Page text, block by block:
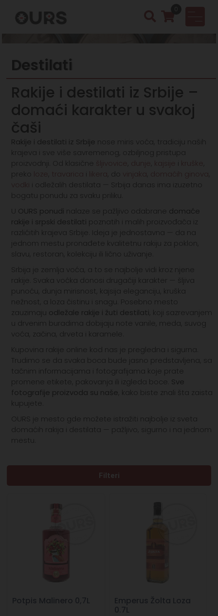
a &
Shop
Destilati
Rakije i destilati iz Srbije –
domaći karakter u svakoj
čaši
Rakije i destilati iz Srbije nose miris voća, tradiciju naših
krajeva i sve više savremenog, ozbiljnog pristupa
proizvodnji. Od klasične
, , i
,
preko
, i , do ,
,
i odležalih destilata — Srbija danas ima izuzetno
bogatu ponudu za svaku priliku.
U OURS ponudi nalaze se pažljivo odabrane domaće
rakije i srpski destilati poznatih i malih proizvođača iz
različitih krajeva Srbije. Ideja je jednostavna — da na
jednom mestu pronađete kvalitetnu rakiju za poklon,
slavu, restoran, kolekciju ili lično uživanje.
Srbija je zemlja voća, a to se najbolje vidi kroz njene
rakije. Svaka voćka donosi drugačiji karakter — šljiva
punoću, dunja mirisnost, kajsija eleganciju, kruška
nežnost, a loza čistinu i snagu. Posebno mesto
zauzimaju odležale rakije i žuti destilati, koji sazrevanjem
u drvenim buradima dobijaju note vanile, meda, suvog
voća, začina, drveta i karamele.
Kupovina rakije online kod nas je pregledna i sigurna.
Trudimo se da svaka boca bude jasno predstavljena, sa
tačnim informacijama i fotografijama koje prate
promene etikete, pakovanja ili izgleda boce. Sve
fotografije proizvoda su naše, kako biste znali šta zaista
kupujete.
OURS je mesto gde možete istražiti najbolje iz sveta
domaćih rakija i destilata — pažljivo, sigurno i na jednom
mestu.
Filteri
Potpis Malinero 0,7L
Emperus Žolta Loza
0.7L